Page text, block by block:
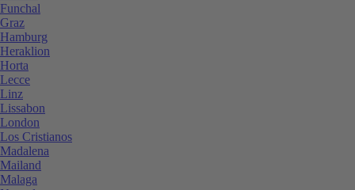
Funchal
Graz
Hamburg
Heraklion
Horta
Lecce
Linz
Lissabon
London
Los Cristianos
Madalena
Mailand
Malaga